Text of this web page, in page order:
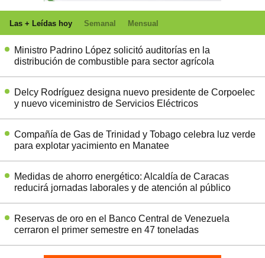
Las + Leídas hoy Semanal Mensual
Ministro Padrino López solicitó auditorías en la
distribución de combustible para sector agrícola
Delcy Rodríguez designa nuevo presidente de Corpoelec
y nuevo viceministro de Servicios Eléctricos
Compañía de Gas de Trinidad y Tobago celebra luz verde
para explotar yacimiento en Manatee
Medidas de ahorro energético: Alcaldía de Caracas
reducirá jornadas laborales y de atención al público
Reservas de oro en el Banco Central de Venezuela
cerraron el primer semestre en 47 toneladas